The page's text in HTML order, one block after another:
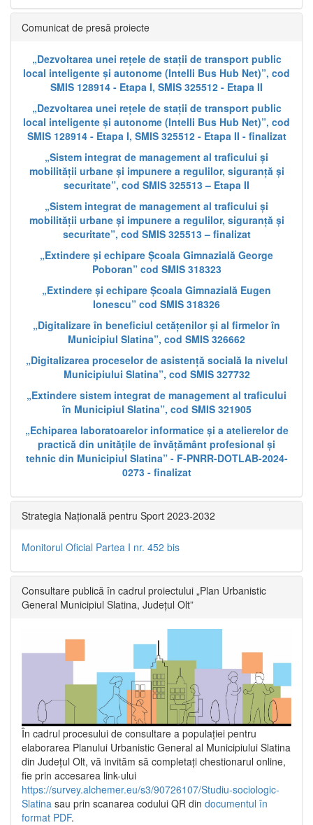
Comunicat de presă proiecte
„Dezvoltarea unei rețele de stații de transport public
local inteligente și autonome (Intelli Bus Hub Net)”, cod
SMIS 128914 - Etapa I, SMIS 325512 - Etapa II
„Dezvoltarea unei rețele de stații de transport public
local inteligente și autonome (Intelli Bus Hub Net)”, cod
SMIS 128914 - Etapa I, SMIS 325512 - Etapa II - finalizat
„Sistem integrat de management al traficului și
mobilității urbane și impunere a regulilor, siguranță și
securitate”, cod SMIS 325513 – Etapa II
„Sistem integrat de management al traficului și
mobilității urbane și impunere a regulilor, siguranță și
securitate”, cod SMIS 325513 – finalizat
„Extindere și echipare Școala Gimnazială George
Poboran” cod SMIS 318323
„Extindere și echipare Școala Gimnazială Eugen
Ionescu” cod SMIS 318326
„Digitalizare în beneficiul cetățenilor și al firmelor în
Municipiul Slatina”, cod SMIS 326662
„Digitalizarea proceselor de asistență socială la nivelul
Municipiului Slatina”, cod SMIS 327732
„Extindere sistem integrat de management al traficului
în Municipiul Slatina”, cod SMIS 321905
„Echiparea laboratoarelor informatice și a atelierelor de
practică din unitățile de învățământ profesional și
tehnic din Municipiul Slatina” - F-PNRR-DOTLAB-2024-
0273 - finalizat
Strategia Națională pentru Sport 2023-2032
Monitorul Oficial Partea I nr. 452 bis
Consultare publică în cadrul proiectului „Plan Urbanistic
General Municipiul Slatina, Județul Olt”
În cadrul procesului de consultare a populaţiei pentru
elaborarea Planului Urbanistic General al Municipiului Slatina
din Județul Olt, vă invităm să completați chestionarul online,
fie prin accesarea link-ului
https://survey.alchemer.eu/s3/90726107/Studiu-sociologic-
Slatina sau prin scanarea codului QR din documentul în
format PDF.